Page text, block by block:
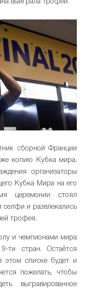
выиграла трофей.
сборной Франции
копию Кубка мира.
организаторы
Кубка Мира на его
церемонии стоял
селфи и развлекались
трофея.
и чемпионами мира
стран. Остаётся
этом списке будет и
пожелать, чтобы
выгравированное